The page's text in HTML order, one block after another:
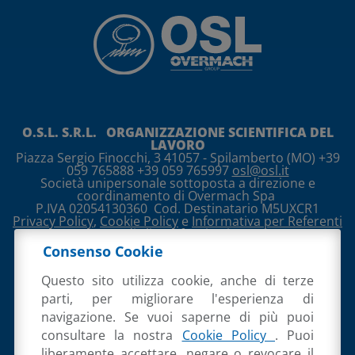
O.S.L. S.R.L. ORGANIZZAZIONE SCIENTIFICA DEL
LAVORO
Piazza Sergio Finocchi, 3 41057- Spilamberto (MO) +39
059 765888 +39 059 765997 osl@osl.it
Società unipersonale sottoposta a direzione e
coordinamento di Overmach Spa
P.IVA 02054130360 Cod. Destinatario M5UXCR1
Privacy Policy, Cookie Policy e Informativa per Referenti
di clienti/fornitori
Consenso Cookie
Questo sito utilizza cookie, anche di terze
parti, per migliorare l'esperienza di
navigazione. Se vuoi saperne di più puoi
consultare la nostra Cookie Policy . Puoi